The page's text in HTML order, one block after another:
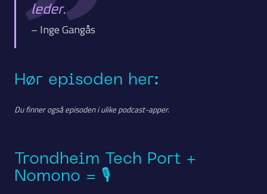
leder.
– Inge Gangås
Hør episoden her:
Du finner også episoden i ulike podcast-apper.
Trondheim Tech Port +
Nomono = 🎙️